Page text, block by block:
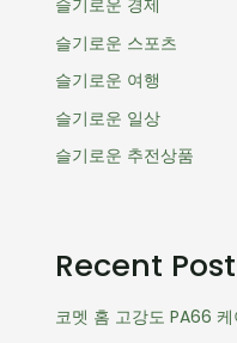
슬기로운 경제
슬기로운 스포츠
슬기로운 여행
슬기로운 일상
슬기로운 추전상품
Recent
코멧 홈 고강도 PA66